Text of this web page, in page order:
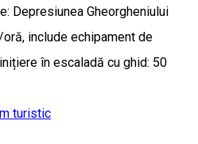
Depresiunea Gheorgheniului
include echipament de
în escaladă cu ghid: 50
turistic